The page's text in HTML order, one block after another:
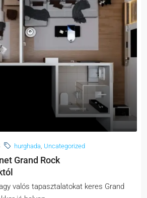
hurghada Uncategorized
Grand Rock
valós tapasztalatokat keres Grand